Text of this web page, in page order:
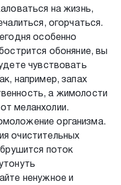
на жизнь,
огорчаться.
особенно
обоняние, вы
чувствовать
например, запах
а жимолости
меланхолии.
организма.
очистительных
поток
ненужное и